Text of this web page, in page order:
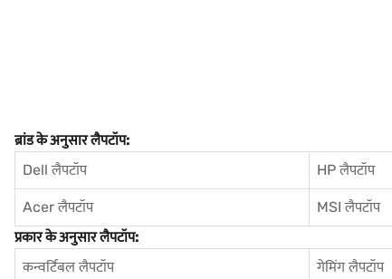
ब्रांड के अनुसार लैपटॉप:
Dell लैपटॉप
HP लैपटॉप
Acer लैपटॉप MSI लैपटॉप
प्रकार के अनुसार लैपटॉप:
कन्वर्टिबल लैपटॉप
गेमिंग लैपटॉप